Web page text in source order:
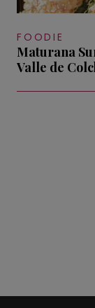
FOODIE
Maturana
Valle de